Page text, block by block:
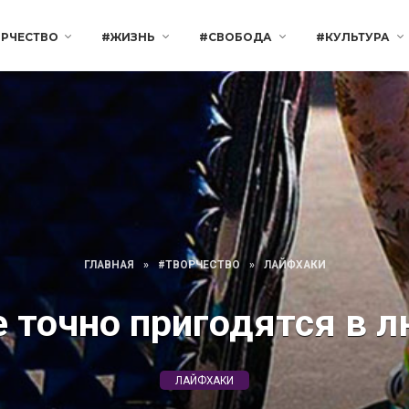
#ЖИЗНЬ #СВОБОДА #КУЛЬТУРА
ГЛАВНАЯ » #ТВОРЧЕСТВО » ЛАЙФХАКИ
пригодятся в
ЛАЙФХАКИ